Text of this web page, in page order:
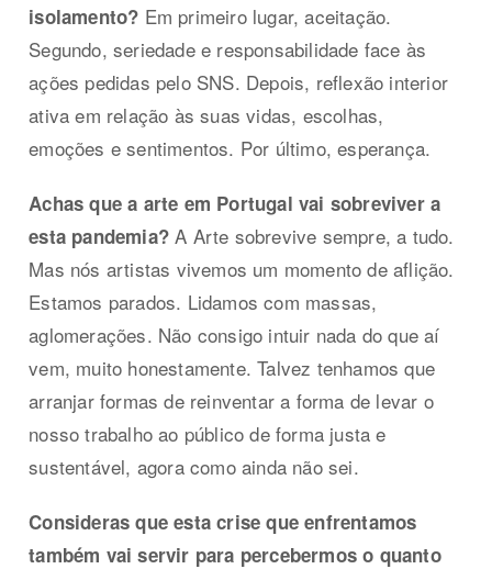
isolamento? Em primeiro lugar, aceitação.
Segundo, seriedade e responsabilidade face às
ações pedidas pelo SNS. Depois, reflexão interior
ativa em relação às suas vidas, escolhas,
emoções e sentimentos. Por último, esperança.
Achas que a arte em Portugal vai sobreviver a
esta pandemia?A Arte sobrevive sempre, a tudo.
Mas nós artistas vivemos um momento de aflição.
Estamos parados. Lidamos com massas,
aglomerações. Não consigo intuir nada do que aí
vem, muito honestamente. Talvez tenhamos que
arranjar formas de reinventar a forma de levar o
nosso trabalho ao público de forma justa e
sustentável, agora como ainda não sei.
Consideras que esta crise que enfrentamos
também vai servir para percebermos o quanto